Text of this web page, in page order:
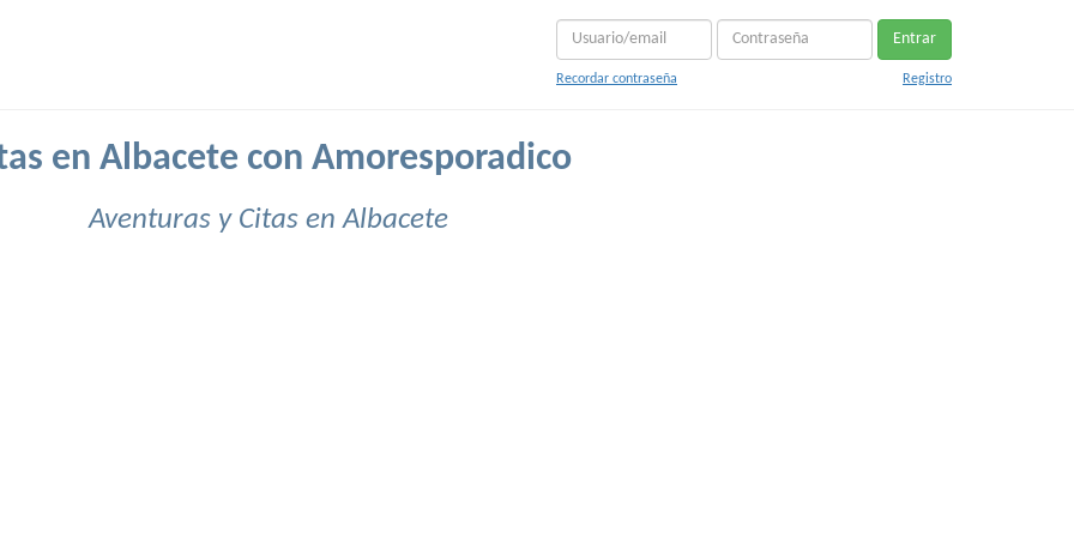
Entrar
Recordar contraseña Registro
en Albacete con Amoresporadico
Aventuras y Citas en Albacete